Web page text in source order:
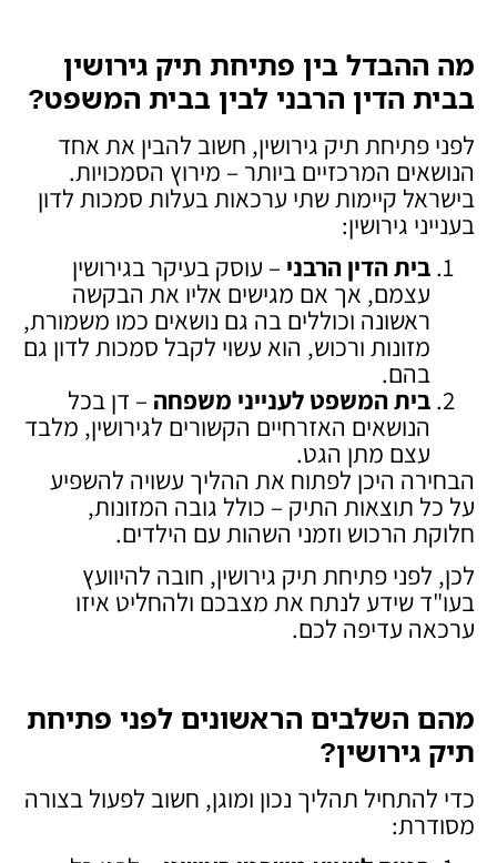
מה ההבדל בין פתיחת תיק גירושין
בבית הדין הרבני לבין בבית המשפט?
לפני פתיחת תיק גירושין, חשוב להבין את אחד
הנושאים המרכזיים ביותר – מירוץ הסמכויות.
בישראל קיימות שתי ערכאות בעלות סמכות לדון
בענייני גירושין:
בית הדין הרבני – עוסק בעיקר בגירושין
עצמם, אך אם מגישים אליו את הבקשה
ראשונה וכוללים בה גם נושאים כמו משמורת,
מזונות ורכוש, הוא עשוי לקבל סמכות לדון גם
בהם.
בית המשפט לענייני משפחה – דן בכל
הנושאים האזרחיים הקשורים לגירושין, מלבד
עצם מתן הגט.
הבחירה היכן לפתוח את ההליך עשויה להשפיע
על כל תוצאות התיק – כולל גובה המזונות,
חלוקת הרכוש וזמני השהות עם הילדים.
לכן, לפני פתיחת תיק גירושין, חובה להיוועץ
בעו"ד שידע לנתח את מצבכם ולהחליט איזו
ערכאה עדיפה לכם.
מהם השלבים הראשונים לפני פתיחת
תיק גירושין?
כדי להתחיל תהליך נכון ומוגן, חשוב לפעול בצורה
מסודרת: